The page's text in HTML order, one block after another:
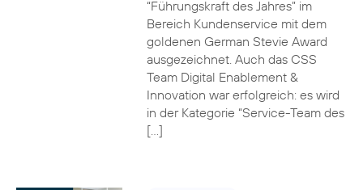
“Führungskraft des Jahres” im
Bereich Kundenservice mit dem
goldenen German Stevie Award
ausgezeichnet. Auch das CSS
Team Digital Enablement &
Innovation war erfolgreich: es wird
in der Kategorie “Service-Team des
[…]